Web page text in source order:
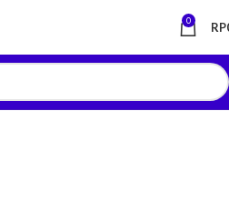
0 RP